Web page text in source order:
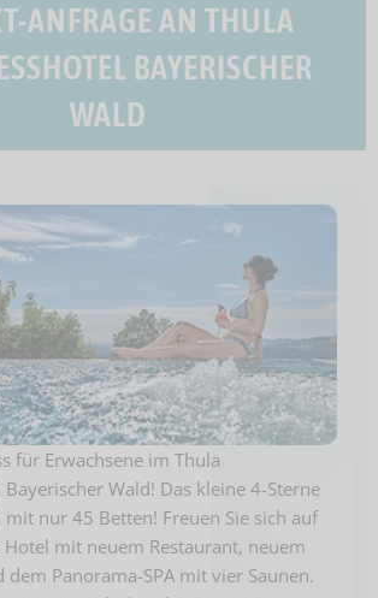
ANFRAGE AN THULA
BAYERISCHER
WALD
für Erwachsene im Thula
Wald! Das kleine 4-Sterne
nur 45 Betten! Freuen Sie sich auf
mit neuem Restaurant, neuem
dem Panorama-SPA mit vier Saunen.